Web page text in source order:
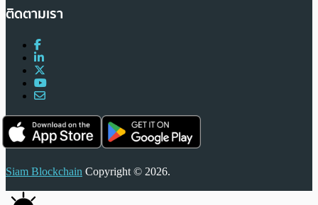
ติดตามเรา
Siam Blockchain Copyright © 2026.